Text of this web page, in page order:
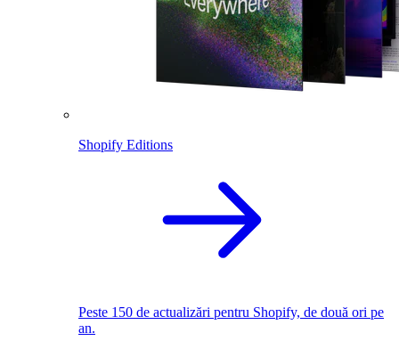
Shopify Editions
Peste 150 de actualizări pentru Shopify, de două ori pe
an.